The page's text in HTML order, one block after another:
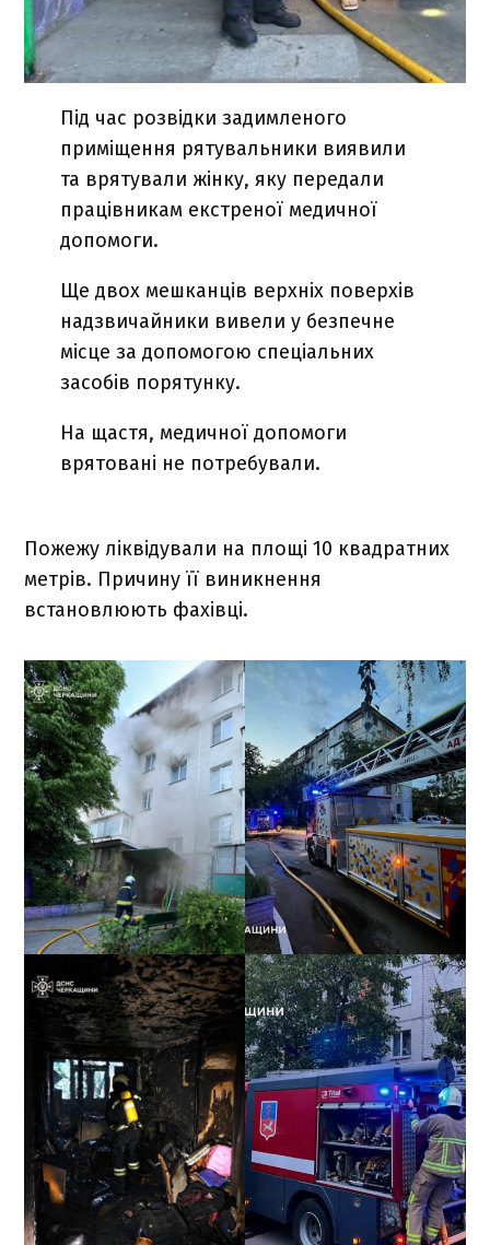
Під час розвідки задимленого
приміщення рятувальники виявили
та врятували жінку, яку передали
працівникам екстреної медичної
допомоги.
Ще двох мешканців верхніх поверхів
надзвичайники вивели у безпечне
місце за допомогою спеціальних
засобів порятунку.
На щастя, медичної допомоги
врятовані не потребували.
Пожежу ліквідували на площі 10 квадратних
метрів. Причину її виникнення
встановлюють фахівці.